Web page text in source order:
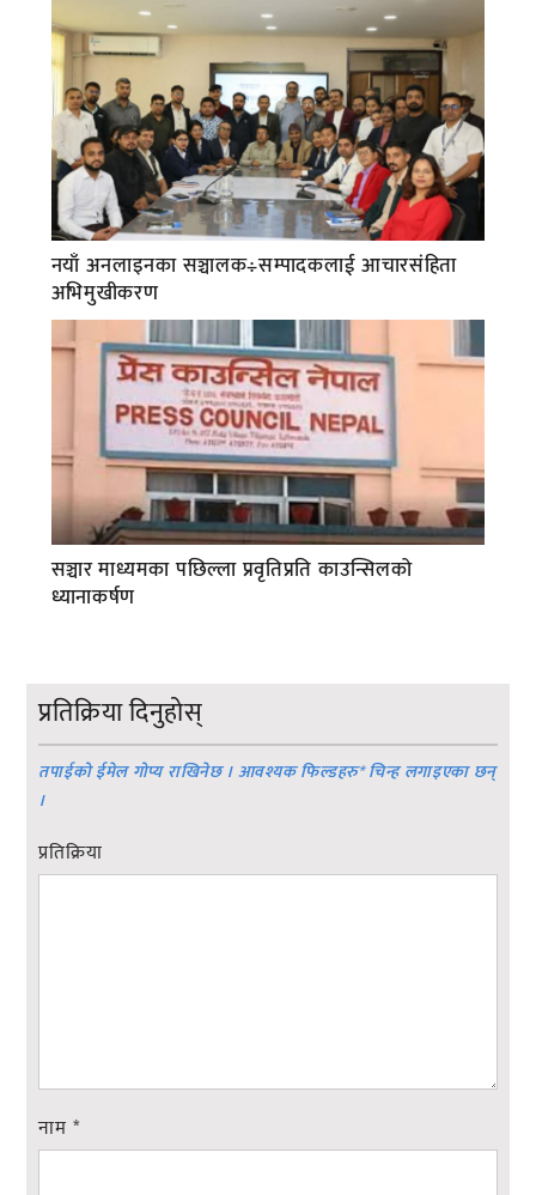
नयाँ अनलाइनका सञ्चालक÷सम्पादकलाई आचारसंहिता
अभिमुखीकरण
सञ्चार माध्यमका पछिल्ला प्रवृतिप्रति काउन्सिलको
ध्यानाकर्षण
प्रतिक्रिया दिनुहोस्
तपाईको ईमेल गोप्य राखिनेछ । आवश्यक फिल्डहरु*चिन्ह लगाइएका छन्
।
प्रतिक्रिया
नाम *